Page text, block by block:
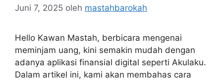
Juni 7, 2025 oleh mastahbarokah
Hello Kawan Mastah, berbicara mengenai
meminjam uang, kini semakin mudah dengan
adanya aplikasi finansial digital seperti Akulaku.
Dalam artikel ini, kami akan membahas cara